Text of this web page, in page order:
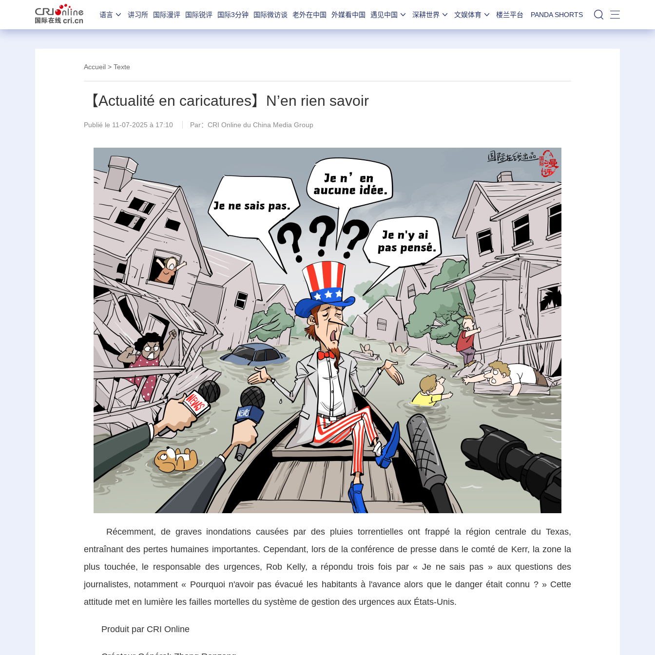
语言 讲习所 国际漫评 国际锐评 国际3分钟 国际微访谈 老外在中国 外媒看中国 遇见中国 深耕世界 文娱体育 楼兰平台 PANDA SHORTS 站内搜索
Accueil > Texte
【Actualité en caricatures】N’en rien savoir
Publié le 11-07-2025 à 17:10 Par：CRI Online du China Media Group
Récemment, de graves inondations causées par des pluies torrentielles ont frappé la région centrale du Texas,
entraînant des pertes humaines importantes. Cependant, lors de la conférence de presse dans le comté de Kerr, la zone la
plus touchée, le responsable des urgences, Rob Kelly, a répondu trois fois par « Je ne sais pas » aux questions des
journalistes, notamment « Pourquoi n'avoir pas évacué les habitants à l'avance alors que le danger était connu ? » Cette
attitude met en lumière les failles mortelles du système de gestion des urgences aux États-Unis.
Produit par CRI Online